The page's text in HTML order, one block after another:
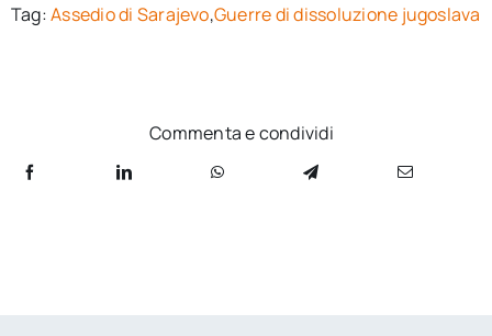
Tag:Assedio di Sarajevo,Guerre di dissoluzione jugoslava
Commenta e condividi